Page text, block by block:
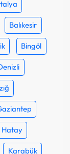
Balıkesir
Bingöl
Hatay
Karabük